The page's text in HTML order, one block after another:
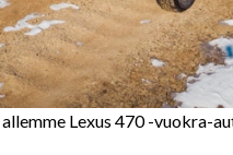
allemme Lexus 470 -vuokra-